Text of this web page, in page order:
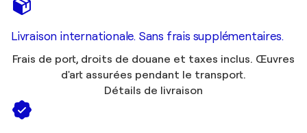
Livraison internationale. Sans frais supplémentaires.
Frais de port, droits de douane et taxes inclus. Œuvres
d'art assurées pendant le transport.
Détails de livraison